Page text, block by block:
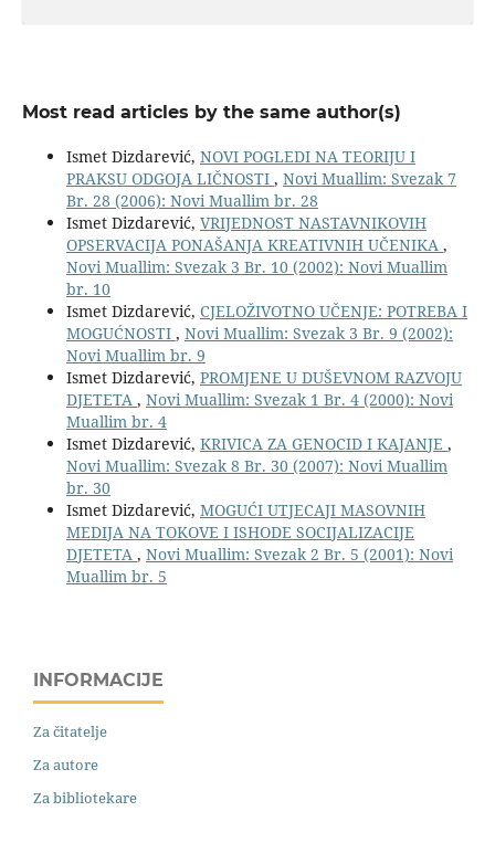
Most read articles by the same author(s)
Ismet Dizdarević, NOVI POGLEDI NA TEORIJU I
PRAKSU ODGOJA LIČNOSTI , Novi Muallim: Svezak 7
Br. 28 (2006): Novi Muallim br. 28
Ismet Dizdarević, VRIJEDNOST NASTAVNIKOVIH
OPSERVACIJA PONAŠANJA KREATIVNIH UČENIKA ,
Novi Muallim: Svezak 3 Br. 10 (2002): Novi Muallim
br. 10
Ismet Dizdarević, CJELOŽIVOTNO UČENJE: POTREBA I
MOGUĆNOSTI , Novi Muallim: Svezak 3 Br. 9 (2002):
Novi Muallim br. 9
Ismet Dizdarević, PROMJENE U DUŠEVNOM RAZVOJU
DJETETA , Novi Muallim: Svezak 1 Br. 4 (2000): Novi
Muallim br. 4
Ismet Dizdarević, KRIVICA ZA GENOCID I KAJANJE ,
Novi Muallim: Svezak 8 Br. 30 (2007): Novi Muallim
br. 30
Ismet Dizdarević, MOGUĆI UTJECAJI MASOVNIH
MEDIJA NA TOKOVE I ISHODE SOCIJALIZACIJE
DJETETA , Novi Muallim: Svezak 2 Br. 5 (2001): Novi
Muallim br. 5
INFORMACIJE
Za čitatelje
Za autore
Za bibliotekare